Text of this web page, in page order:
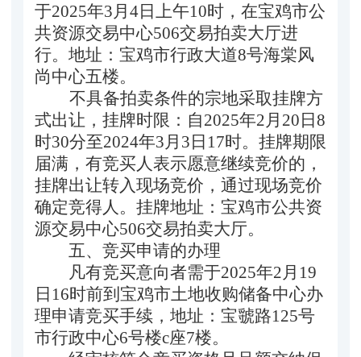
于2025年3月 4日上午10时，在宝鸡市公
共资源交易中心506交易拍卖大厅进
行。地址：宝鸡市行政大道8号海棠风
尚中心五楼。
不具备拍卖条件的宗地采取挂牌方
式出让，挂牌时限：自2025年2月 20 日8
时30分至2024年3月 3 日17时。 挂牌期限
届满 ， 有竞买人表示愿意继续竞价的，
挂牌出让转入现场竞价，通过现场竞价
确定竞得人 。挂牌地址：宝鸡市公共资
源交易中心506交易拍卖大厅。
五、竞买申请的办理
凡有竞买意向者需于2025年2月 19
日16时前到宝鸡市土地收购储备中心办
理申请竞买手续，地址：宝虢路125号
市行政中心6号楼c座7楼。